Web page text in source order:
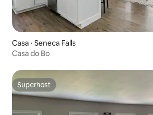
Casa ⋅ Seneca Falls
Casa do Bo
Superhost
Superhost